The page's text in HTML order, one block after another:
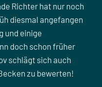
Richter hat nur noch
diesmal angefangen
und einige
doch schon früher
schlägt sich auch
zu bewerten!